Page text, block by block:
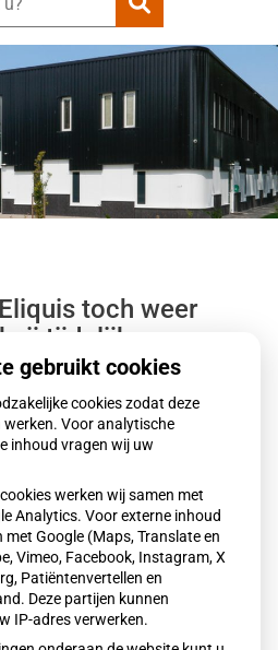
Zoeken
toch weer
tijdelijke
18 december 2025 weer
tijdelijke afspraken
en fabrikant BMS. De eerdere
Door het akkoord hoeven
niet over te stappen op
werken aan een structurele
gebruikt cookies
cookies zodat deze
Voor analytische
inhoud vragen wij uw
werken wij samen met
Analytics. Voor externe inhoud
met Google (Maps, Translate en
Vimeo, Facebook, Instagram, X
Patiëntenvertellen en
Deze partijen kunnen
IP-adres verwerken.